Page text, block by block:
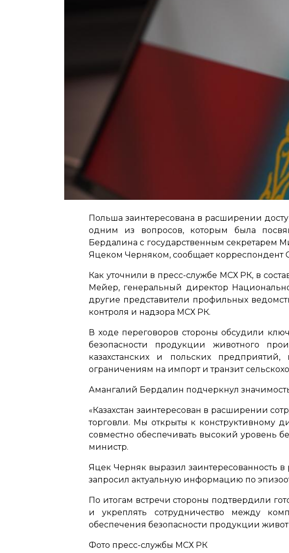
Польша заинтересована в расширении
одним из вопросов, которым была
Бердалина с государственным секретарем
Яцеком Черняком, сообщает корреспондент
Как уточнили в пресс-службе МСХ РК, в
Мейер, генеральный директор
другие представители профильных
контроля и надзора МСХ РК.
В ходе переговоров стороны обсудили
безопасности продукции животного
казахстанских и польских
ограничениям на импорт и транзит
Амангалий Бердалин подчеркнул
«Казахстан заинтересован в расширении
торговли. Мы открыты к конструктивному
совместно обеспечивать высокий уровень
министр.
Яцек Черняк выразил заинтересованность
запросил актуальную информацию по
По итогам встречи стороны подтвердили
и укреплять сотрудничество между
обеспечения безопасности продукции
Фото пресс-службы МСХ РК